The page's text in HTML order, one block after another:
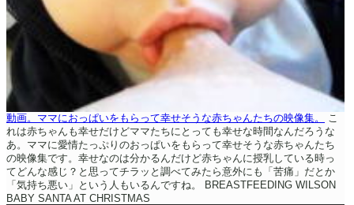
動画。ママにおっぱいをもらって幸せそうな赤ちゃんたちの映像集。
こ
れは赤ちゃんも幸せだけどママたちにとっても幸せな時間なんだろうな
あ。ママに愛情たっぷりのおっぱいをもらって幸せそうな赤ちゃんたち
の映像集です。幸せなのは分かるんだけど赤ちゃんに授乳している時っ
てどんな感じ？と思ってチラッと調べてみたら意外にも「苦痛」だとか
「気持ち悪い」という人もいるんですね。
BREASTFEEDING WILSON
BABY SANTA AT CHRISTMAS